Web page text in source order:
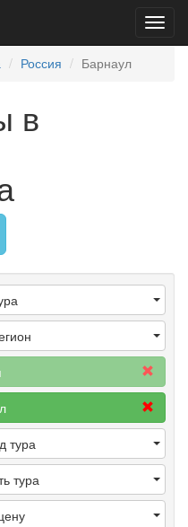
Россия Барнаул
в
тура
тура